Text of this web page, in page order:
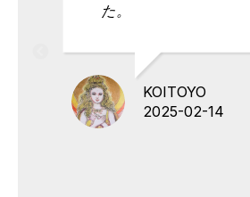
た。
KOITOYO
2025-02-14